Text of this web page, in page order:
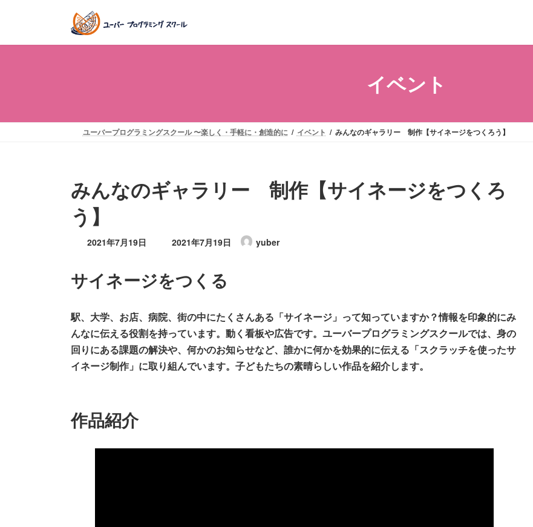
ッ
移
イベント
ユーバープログラミングスクール 〜楽しく・手軽に・創造的に イベント みんなのギャラリー 制作【サイネージをつくろう】
みんなのギャラリー 制作【サイネージをつくろ
う】
2021年7月19日
最
新
日
2021年7月19日 yuber
サイネージをつくる
駅、大学、お店、病院、街の中にたくさんある「サイネージ」って知っていますか？情報を印象的にみ
んなに伝える役割を持っています。動く看板や広告です。ユーバープログラミングスクールでは、身の
回りにある課題の解決や、何かのお知らせなど、誰かに何かを効果的に伝える「スクラッチを使ったサ
イネージ制作」に取り組んでいます。子どもたちの素晴らしい作品を紹介します。
作品紹介